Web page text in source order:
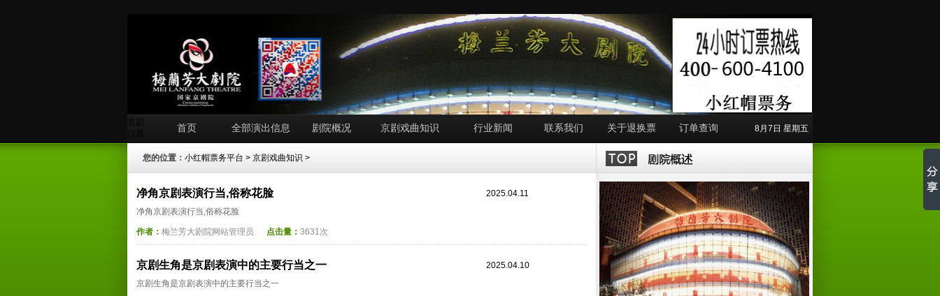
首页 全部演出信息 剧院概况 京剧戏曲知识 行业新闻 联系我们 关于退换票 订单查询 8月7日 星期五
您的位置： 小红帽票务平台 > 京剧戏曲知识 >
净角京剧表演行当,俗称花脸
2025.04.11
净角京剧表演行当,俗称花脸
作者： 梅兰芳大剧院网站管理员 点击量： 3631次
京剧生角是京剧表演中的主要行当之一
2025.04.10
京剧生角是京剧表演中的主要行当之一